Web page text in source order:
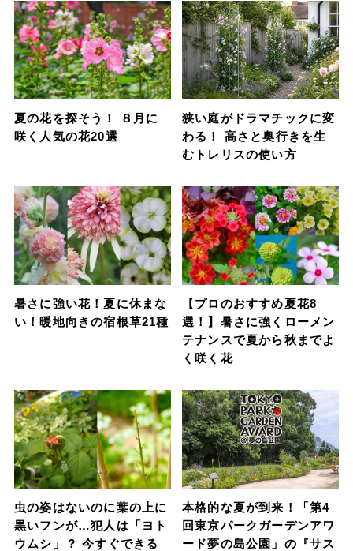
夏の花を探そう！ ８月に
咲く人気の花20選
狭い庭がドラマチックに変
わる！ 高さと奥行きを生
むトレリスの使い方
暑さに強い花！夏に休まな
い！暖地向きの宿根草21種
【プロのおすすめ夏花8
選！】暑さに強くローメン
テナンスで夏から秋までよ
く咲く花
虫の姿はないのに葉の上に
黒いフンが…犯人は「ヨト
ウムシ」？ 今すぐできる
本格的な夏が到来！「第4
回東京パークガーデンアワ
ード夢の島公園」の『サス